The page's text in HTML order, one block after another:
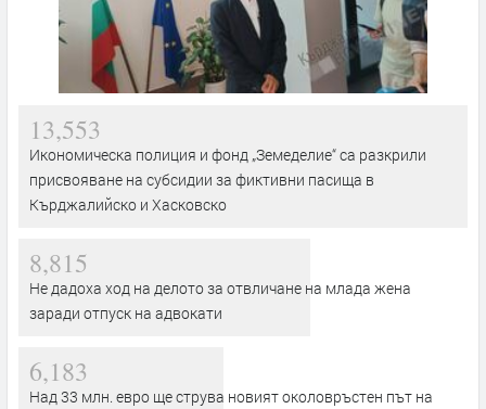
13,553
Икономическа полиция и фонд „Земеделие“ са разкрили
присвояване на субсидии за фиктивни пасища в
Кърджалийско и Хасковско
8,815
Не дадоха ход на делото за отвличане на млада жена
заради отпуск на адвокати
6,183
Над 33 млн. евро ще струва новият околовръстен път на